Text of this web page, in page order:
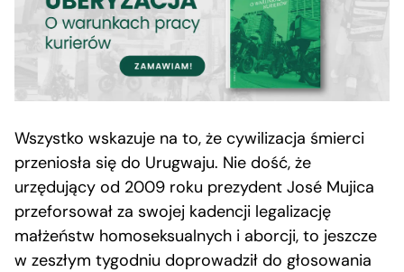
Wszystko wskazuje na to, że cywilizacja śmierci
przeniosła się do Urugwaju. Nie dość, że
urzędujący od 2009 roku prezydent José Mujica
przeforsował za swojej kadencji legalizację
małżeństw homoseksualnych i aborcji, to jeszcze
w zeszłym tygodniu doprowadził do głosowania